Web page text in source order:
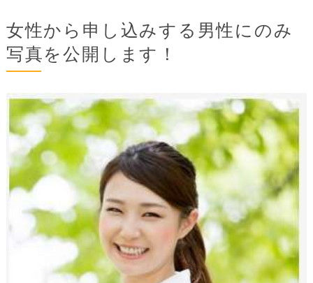
女性から申し込みする男性にのみ
写真を公開します！